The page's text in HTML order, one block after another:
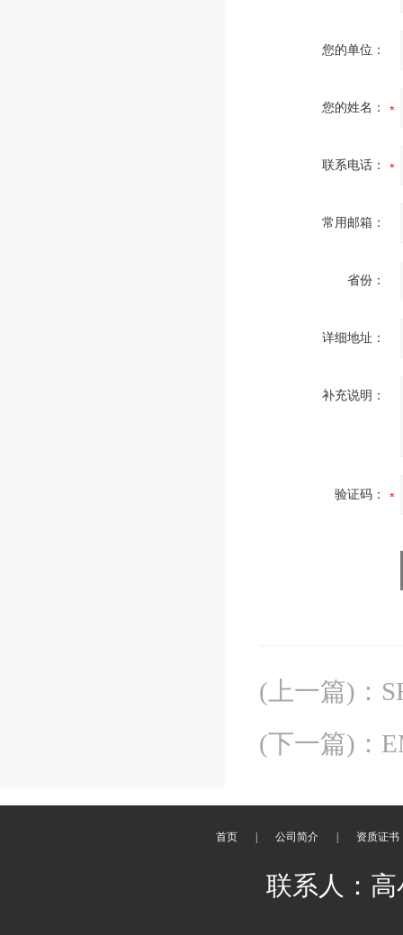
您的单位：
您的姓名：
联系电话：
常用邮箱：
省份：
详细地址：
补充说明：
验证码：
(上一篇) ：
(下一篇) ：
首页 公司简介 资质证书
联系人：